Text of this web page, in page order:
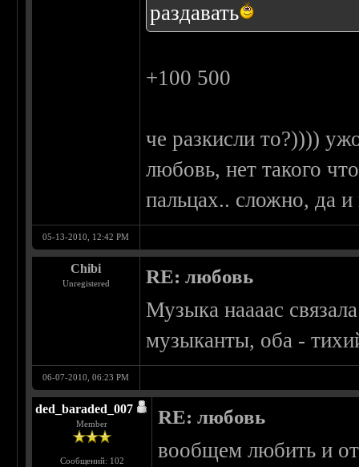
раздавать
+100 500
че разкисли то?))))
любовь, нет такого
пальцах.. сложно, да
05-13-2010, 12:42 PM
Chibi
Unregistered RE: любовь
Музыка наааас
музыканты, оба -
06-07-2010, 06:23 PM
ded_baraded_007
Member
Сообщений: 102
RE: любовь
вообщем любить и